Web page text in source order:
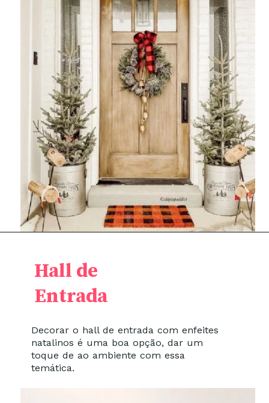
Decorar o hall de entrada com enfeites
natalinos é uma boa opção, dar um
toque de ao ambiente com essa
temática.
Hall de
Entrada